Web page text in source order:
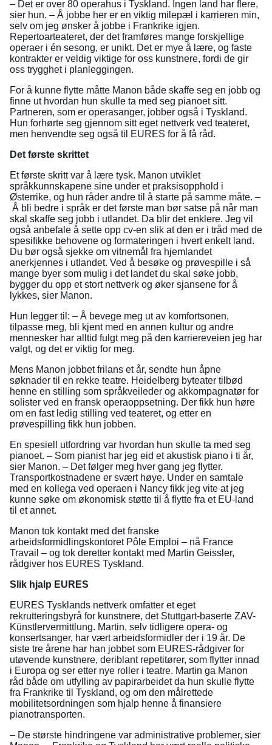
– Det er over 80 operahus i Tyskland. Ingen land har flere,
sier hun. – Å jobbe her er en viktig milepæl i karrieren min,
selv om jeg ønsker å jobbe i Frankrike igjen.
Repertoarteateret, der det framføres mange forskjellige
operaer i én sesong, er unikt. Det er mye å lære, og faste
kontrakter er veldig viktige for oss kunstnere, fordi de gir
oss trygghet i planleggingen.
For å kunne flytte måtte Manon både skaffe seg en jobb og
finne ut hvordan hun skulle ta med seg pianoet sitt.
Partneren, som er operasanger, jobber også i Tyskland.
Hun forhørte seg gjennom sitt eget nettverk ved teateret,
men henvendte seg også til EURES for å få råd.
Det første skrittet
Et første skritt var å lære tysk. Manon utviklet
språkkunnskapene sine under et praksisopphold i
Østerrike, og hun råder andre til å starte på samme måte. –
Å bli bedre i språk er det første man bør satse på når man
skal skaffe seg jobb i utlandet. Da blir det enklere. Jeg vil
også anbefale å sette opp cv-en slik at den er i tråd med de
spesifikke behovene og formateringen i hvert enkelt land.
Du bør også sjekke om vitnemål fra hjemlandet
anerkjennes i utlandet. Ved å besøke og prøvespille i så
mange byer som mulig i det landet du skal søke jobb,
bygger du opp et stort nettverk og øker sjansene for å
lykkes, sier Manon.
Hun legger til: – Å bevege meg ut av komfortsonen,
tilpasse meg, bli kjent med en annen kultur og andre
mennesker har alltid fulgt meg på den karriereveien jeg har
valgt, og det er viktig for meg.
Mens Manon jobbet frilans et år, sendte hun åpne
søknader til en rekke teatre. Heidelberg byteater tilbød
henne en stilling som språkveileder og akkompagnatør for
solister ved en fransk operaoppsetning. Der fikk hun høre
om en fast ledig stilling ved teateret, og etter en
prøvespilling fikk hun jobben.
En spesiell utfordring var hvordan hun skulle ta med seg
pianoet. – Som pianist har jeg eid et akustisk piano i ti år,
sier Manon. – Det følger meg hver gang jeg flytter.
Transportkostnadene er svært høye. Under en samtale
med en kollega ved operaen i Nancy fikk jeg vite at jeg
kunne søke om økonomisk støtte til å flytte fra et EU-land
til et annet.
Manon tok kontakt med det franske
arbeidsformidlingskontoret Pôle Emploi – nå France
Travail – og tok deretter kontakt med Martin Geissler,
rådgiver hos EURES Tyskland.
Slik hjalp EURES
EURES Tysklands nettverk omfatter et eget
rekrutteringsbyrå for kunstnere, det Stuttgart-baserte ZAV-
Künstlervermittlung. Martin, selv tidligere opera- og
konsertsanger, har vært arbeidsformidler der i 19 år. De
siste tre årene har han jobbet som EURES-rådgiver for
utøvende kunstnere, deriblant repetitører, som flytter innad
i Europa og ser etter nye roller i teatre. Martin ga Manon
råd både om utfylling av papirarbeidet da hun skulle flytte
fra Frankrike til Tyskland, og om den målrettede
mobilitetsordningen som hjalp henne å finansiere
pianotransporten.
– De største hindringene var administrative problemer, sier